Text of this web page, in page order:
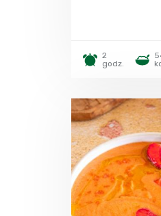
2
godz.